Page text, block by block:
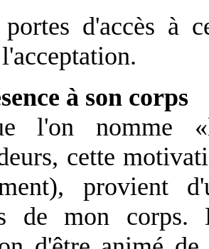
d'accès à
à son corps
l'on nomme
cette
provient
de mon corps.